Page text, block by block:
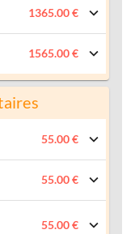
1365.00 €
1565.00 €
55.00 €
55.00 €
55.00 €